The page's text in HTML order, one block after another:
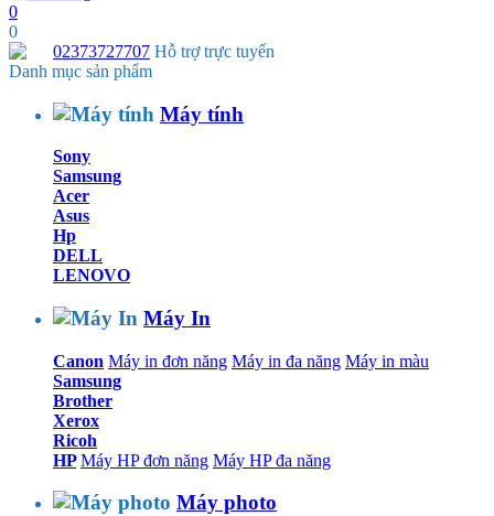
0
0
02373727707 Hỗ trợ trực tuyến
Danh mục sản phẩm
Máy tính
Sony
Samsung
Acer
Asus
Hp
DELL
LENOVO
Máy In
Canon Máy in đơn năng Máy in đa năng Máy in màu
Samsung
Brother
Xerox
Ricoh
HP Máy HP đơn năng Máy HP đa năng
Máy photo